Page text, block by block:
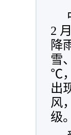
2
降
雪
℃
出
风
级。